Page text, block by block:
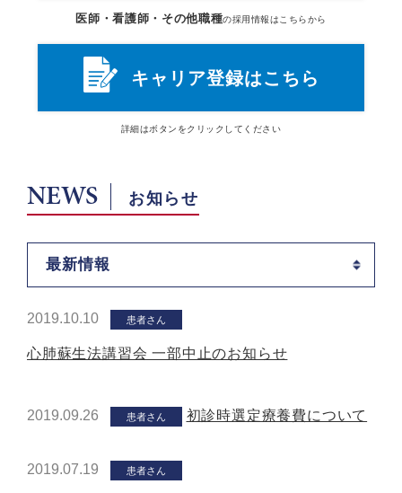
医師・看護師・その他職種の採用情報はこちらから
キャリア登録はこちら
詳細はボタン をクリックしてください
NEWS お知らせ
最新情報
2019.10.10 患者さん
心肺蘇生法講習会 一部中止のお知らせ
2019.09.26 患者さん 初診時選定療養費について
2019.07.19 患者さん